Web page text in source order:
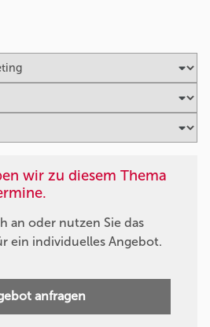
wir zu diesem Thema
an oder nutzen Sie das
ein individuelles Angebot.
anfragen